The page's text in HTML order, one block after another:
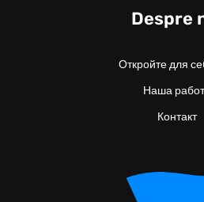
Despre
Откройте для
Наша
Контакт